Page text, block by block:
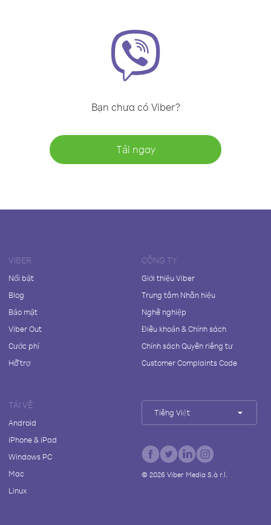
Bạn chưa có Viber?
Tải ngay
VIBER
Nổi bật
Blog
Bảo mật
Viber Out
Cước phí
Hỗ trợ
CÔNG TY
Giới thiệu Viber
Trung tâm Nhãn hiệu
Nghề nghiệp
Điều khoản & Chính sách
Chính sách Quyền riêng tư
Customer Complaints Code
TẢI VỀ
Android
iPhone & iPad
Windows PC
Mac
Linux
Tiếng Việt
© 2026Viber Media S.à r.l.